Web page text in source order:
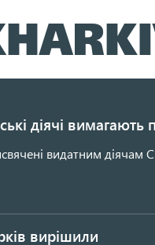
діячі вимагають
видатним діячам
вирішили